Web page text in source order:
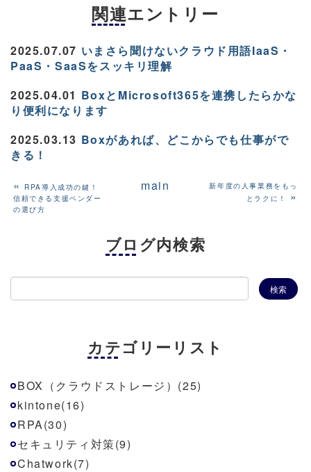
関連エントリー
2025.07.07 いまさら聞けないクラウド用語IaaS・
PaaS・SaaSをスッキリ理解
2025.04.01 BoxとMicrosoft365を連携したらかな
り便利になります
2025.03.13 Boxがあれば、どこからでも仕事がで
きる！
«
RPA導入成功の鍵！
信頼できる支援ベンダー
の選び方
main
新年度の人事業務をもっ
とラクに！
»
ブログ内検索
カテゴリーリスト
BOX（クラウドストレージ）(25)
kintone(16)
RPA(30)
セキュリティ対策(9)
Chatwork(7)